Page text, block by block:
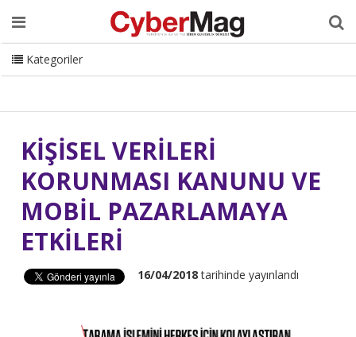
Ana Sayfa Hakkımızda Dergi Editörden
Danışmanlık
ISC Turkey Sizden Gelenler
İletişim
CyberMag Logo
Kategoriler
KİŞİSEL VERİLERİ
KORUNMASI KANUNU VE
MOBİL PAZARLAMAYA
ETKİLERİ
16/04/2018tarihinde yayınlandı